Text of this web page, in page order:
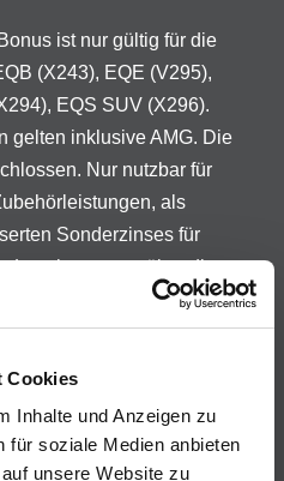
Cookies
Inhalte und Anzeigen zu
für soziale Medien anbieten
unsere Website zu
ist nur gültig für die
(X243), EQE (V295),
EQS SUV (X296).
gelten inklusive AMG. Die
Nur nutzbar für
als
Sonderzinses für
Leasingvertrag über die
bzw. Mercedes-Benz
eines Guthabens für das
vom